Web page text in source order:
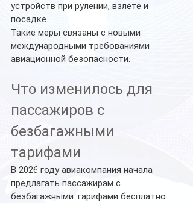
устройств при рулении, взлете и
посадке.
Такие меры связаны с новыми
международными требованиями
авиационной безопасности.
Что изменилось для
пассажиров с
безбагажными
тарифами
В 2026 году авиакомпания начала
предлагать пассажирам с
безбагажными тарифами бесплатно